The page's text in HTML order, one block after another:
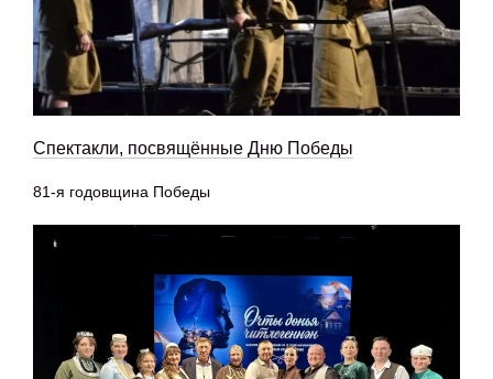
Спектакли, посвящённые Дню Победы
81-я годовщина Победы